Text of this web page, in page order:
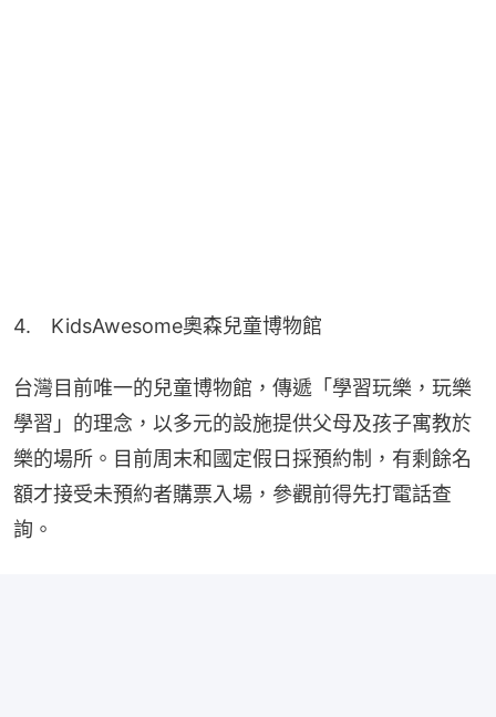
4.　KidsAwesome奧森兒童博物館
台灣目前唯一的兒童博物館，傳遞「學習玩樂，玩樂
學習」的理念，以多元的設施提供父母及孩子寓教於
樂的場所。目前周末和國定假日採預約制，有剩餘名
額才接受未預約者購票入場，參觀前得先打電話查
詢。